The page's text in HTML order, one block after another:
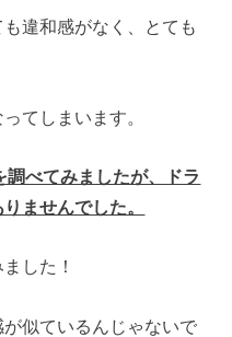
違和感がなく、とても
てしまいます。
べてみましたが、ドラ
ませんでした。
した！
似ているんじゃないで